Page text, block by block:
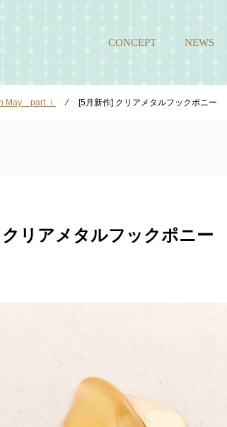
CONCEPT NEWS
May part Ⅰ ⁄ [5月新作] クリアメタルフックポニー
リアメタルフックポニー